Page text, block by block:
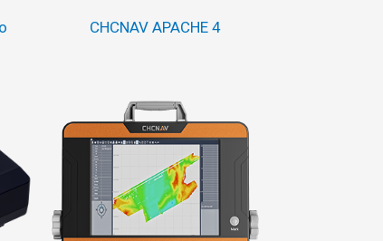
CHCNAV APACHE 4